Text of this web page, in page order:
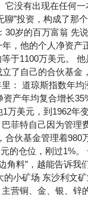
它没有出现在任何
聊”投资，构成了那
30岁的百万富翁 先
，他的个人净资产
于1100万美元。 他
了自己的合伙基金
： 道琼斯指数年均
产年均复合增长
万美元，到1962年
菲特自己因为管理
合伙基金管理着980
的仓位，刚过1%
角料”，越能告诉我
的小矿场 东沙利文
营铜、金、银、锌